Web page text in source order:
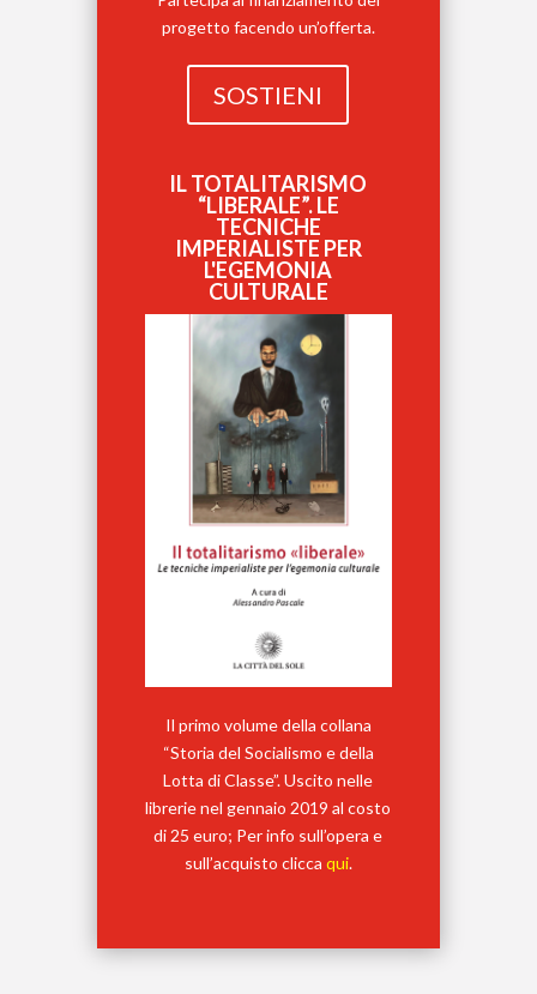
progetto facendo un’offerta.
SOSTIENI
IL TOTALITARISMO
“LIBERALE”. LE
TECNICHE
IMPERIALISTE PER
L'EGEMONIA
CULTURALE
Il primo volume della collana
“Storia del Socialismo e della
Lotta di Classe”. Uscito nelle
librerie nel gennaio 2019 al costo
di 25 euro; Per info sull’opera e
sull’acquisto clicca qui.